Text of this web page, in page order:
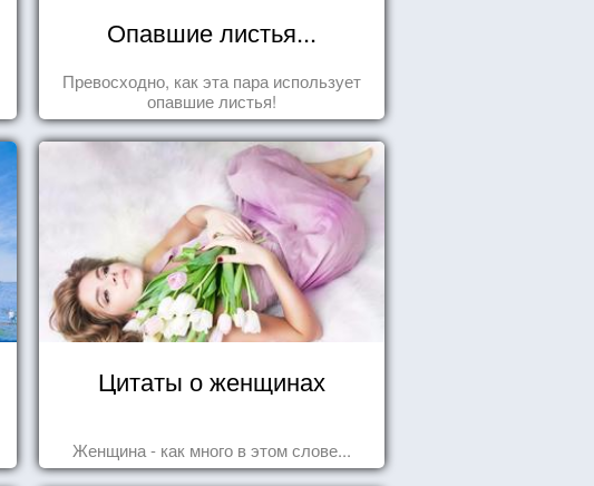
Опавшие листья...
Превосходно, как эта пара использует
опавшие листья!
Цитаты о женщинах
Женщина - как много в этом слове...